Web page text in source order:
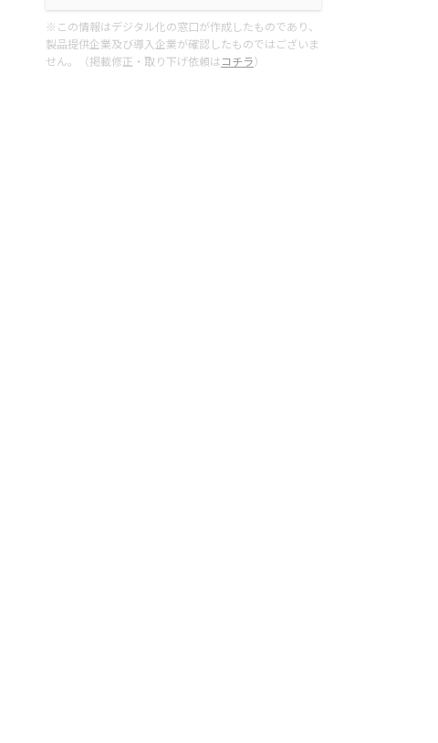
※この情報はデジタル化の窓口が作成したものであり、
製品提供企業及び導入企業が確認したものではございま
せん。（掲載修正・取り下げ依頼はコチラ）